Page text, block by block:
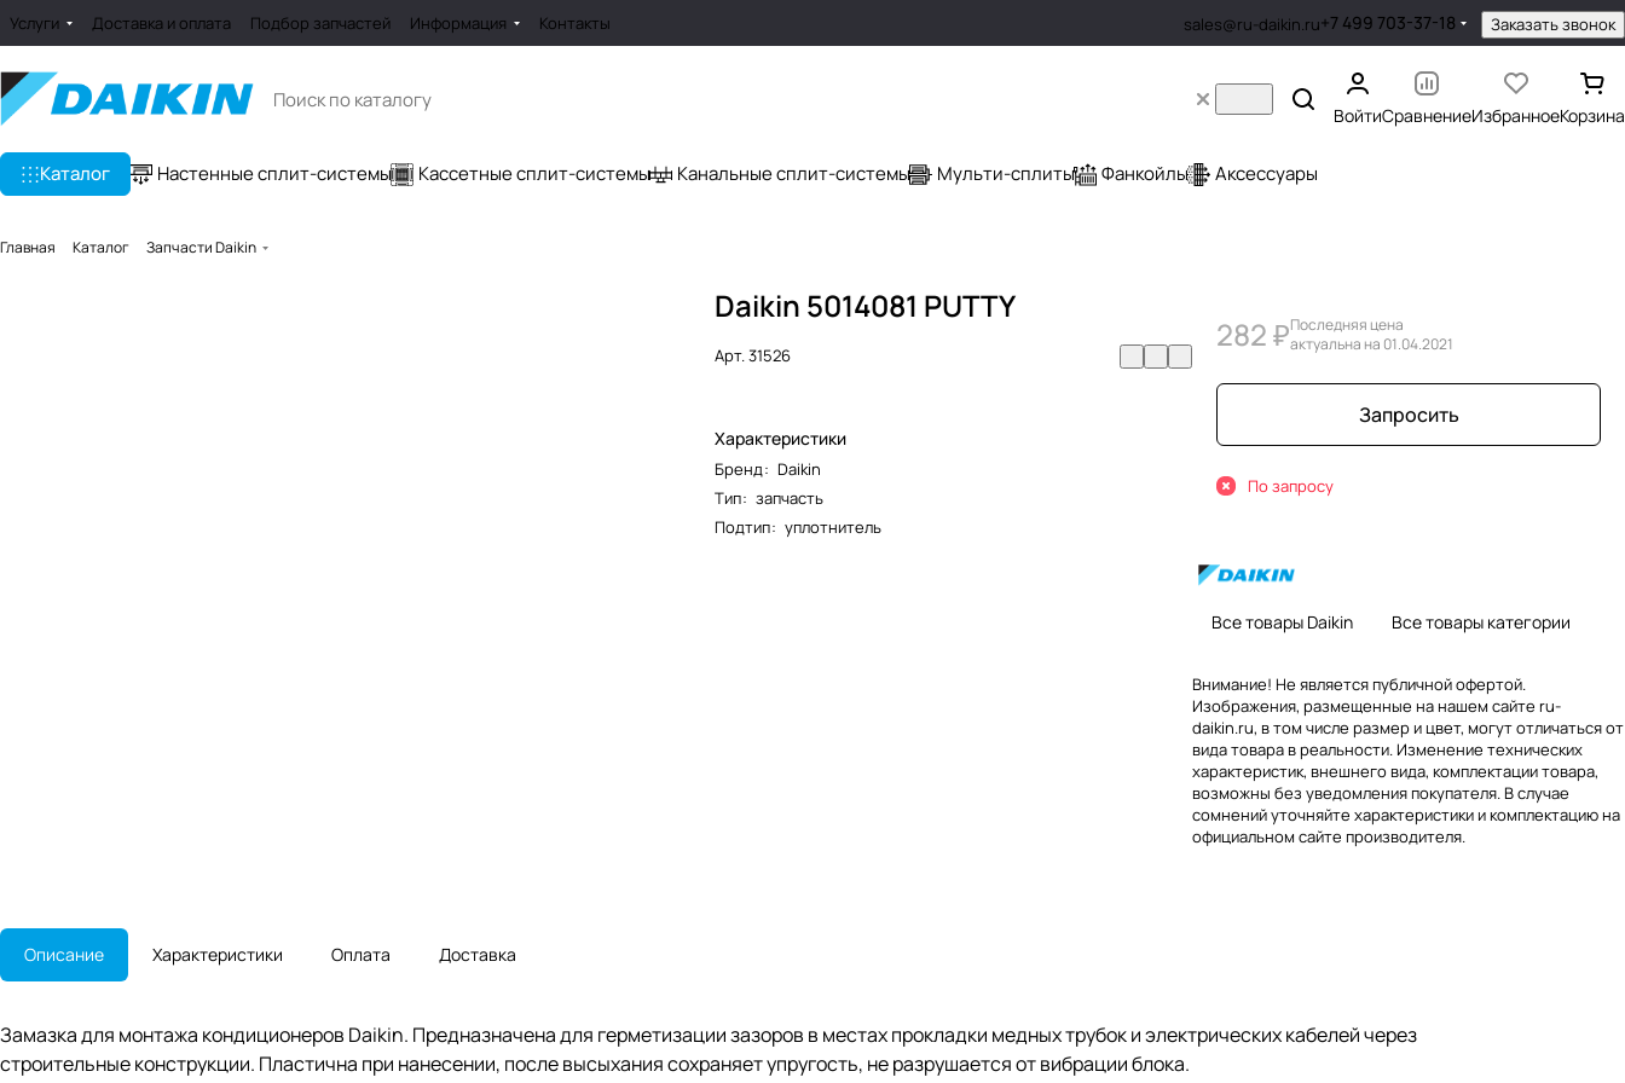
Услуги Доставка и оплата Подбор запчастей Информация Контакты sales@ru-daikin.ru+7 499 703-37-18 Заказать звонок
ВойтиСравнениеИзбранноеКорзина
Каталог Настенные сплит-системы Кассетные сплит-системы Канальные сплит-системы Мульти-сплиты Фанкойлы Аксессуары
Главная Каталог Запчасти Daikin
Daikin 5014081 PUTTY
Арт.31526
Характеристики
Бренд: Daikin
Тип: запчасть
Подтип: уплотнитель
282 ₽Последняя цена
актуальна на 01.04.2021
Запросить
По запросу
Все товары Daikin Все товары категории
Внимание! Не является публичной офертой.
Изображения, размещенные на нашем сайте ru-
daikin.ru, в том числе размер и цвет, могут отличаться от
вида товара в реальности. Изменение технических
характеристик, внешнего вида, комплектации товара,
возможны без уведомления покупателя. В случае
сомнений уточняйте характеристики и комплектацию на
официальном сайте производителя.
Описание Характеристики Оплата Доставка
Замазка для монтажа кондиционеров Daikin. Предназначена для герметизации зазоров в местах прокладки медных трубок и электрических кабелей через
строительные конструкции. Пластична при нанесении, после высыхания сохраняет упругость, не разрушается от вибрации блока.